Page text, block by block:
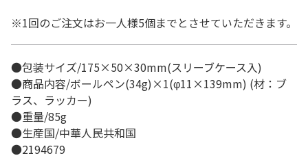
※1回のご注文はお一人様5個までとさせていただきます。
●包装サイズ/175×50×30mm(スリーブケース入)
●商品内容/ボールペン(34g)×1(φ11×139mm) (材：ブ
ラス、ラッカー)
●重量/85g
●生産国/中華人民共和国
●2194679